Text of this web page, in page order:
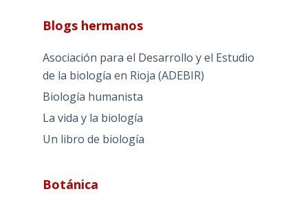
Blogs hermanos
Asociación para el Desarrollo y el Estudio
de la biología en Rioja (ADEBIR)
Biología humanista
La vida y la biología
Un libro de biología
Botánica